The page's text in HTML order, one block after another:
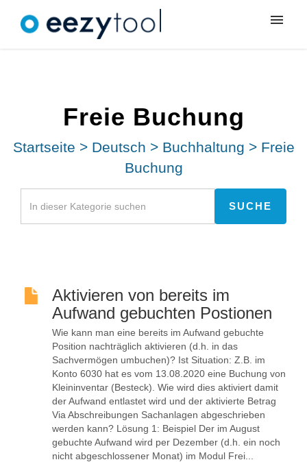
AnmeldungFreie Buchung
Startseite > Deutsch > Buchhaltung > Freie
Buchung
Aktivieren von bereits im
Aufwand gebuchten Postionen
Wie kann man eine bereits im Aufwand gebuchte
Position nachträglich aktivieren (d.h. in das
Sachvermögen umbuchen)? Ist Situation: Z.B. im
Konto 6030 hat es vom 13.08.2020 eine Buchung von
Kleininventar (Besteck). Wie wird dies aktiviert damit
der Aufwand entlastet wird und der aktivierte Betrag
Via Abschreibungen Sachanlagen abgeschrieben
werden kann? Lösung 1: Beispiel Der im August
gebuchte Aufwand wird per Dezember (d.h. ein noch
nicht abgeschlossener Monat) im Modul Frei...